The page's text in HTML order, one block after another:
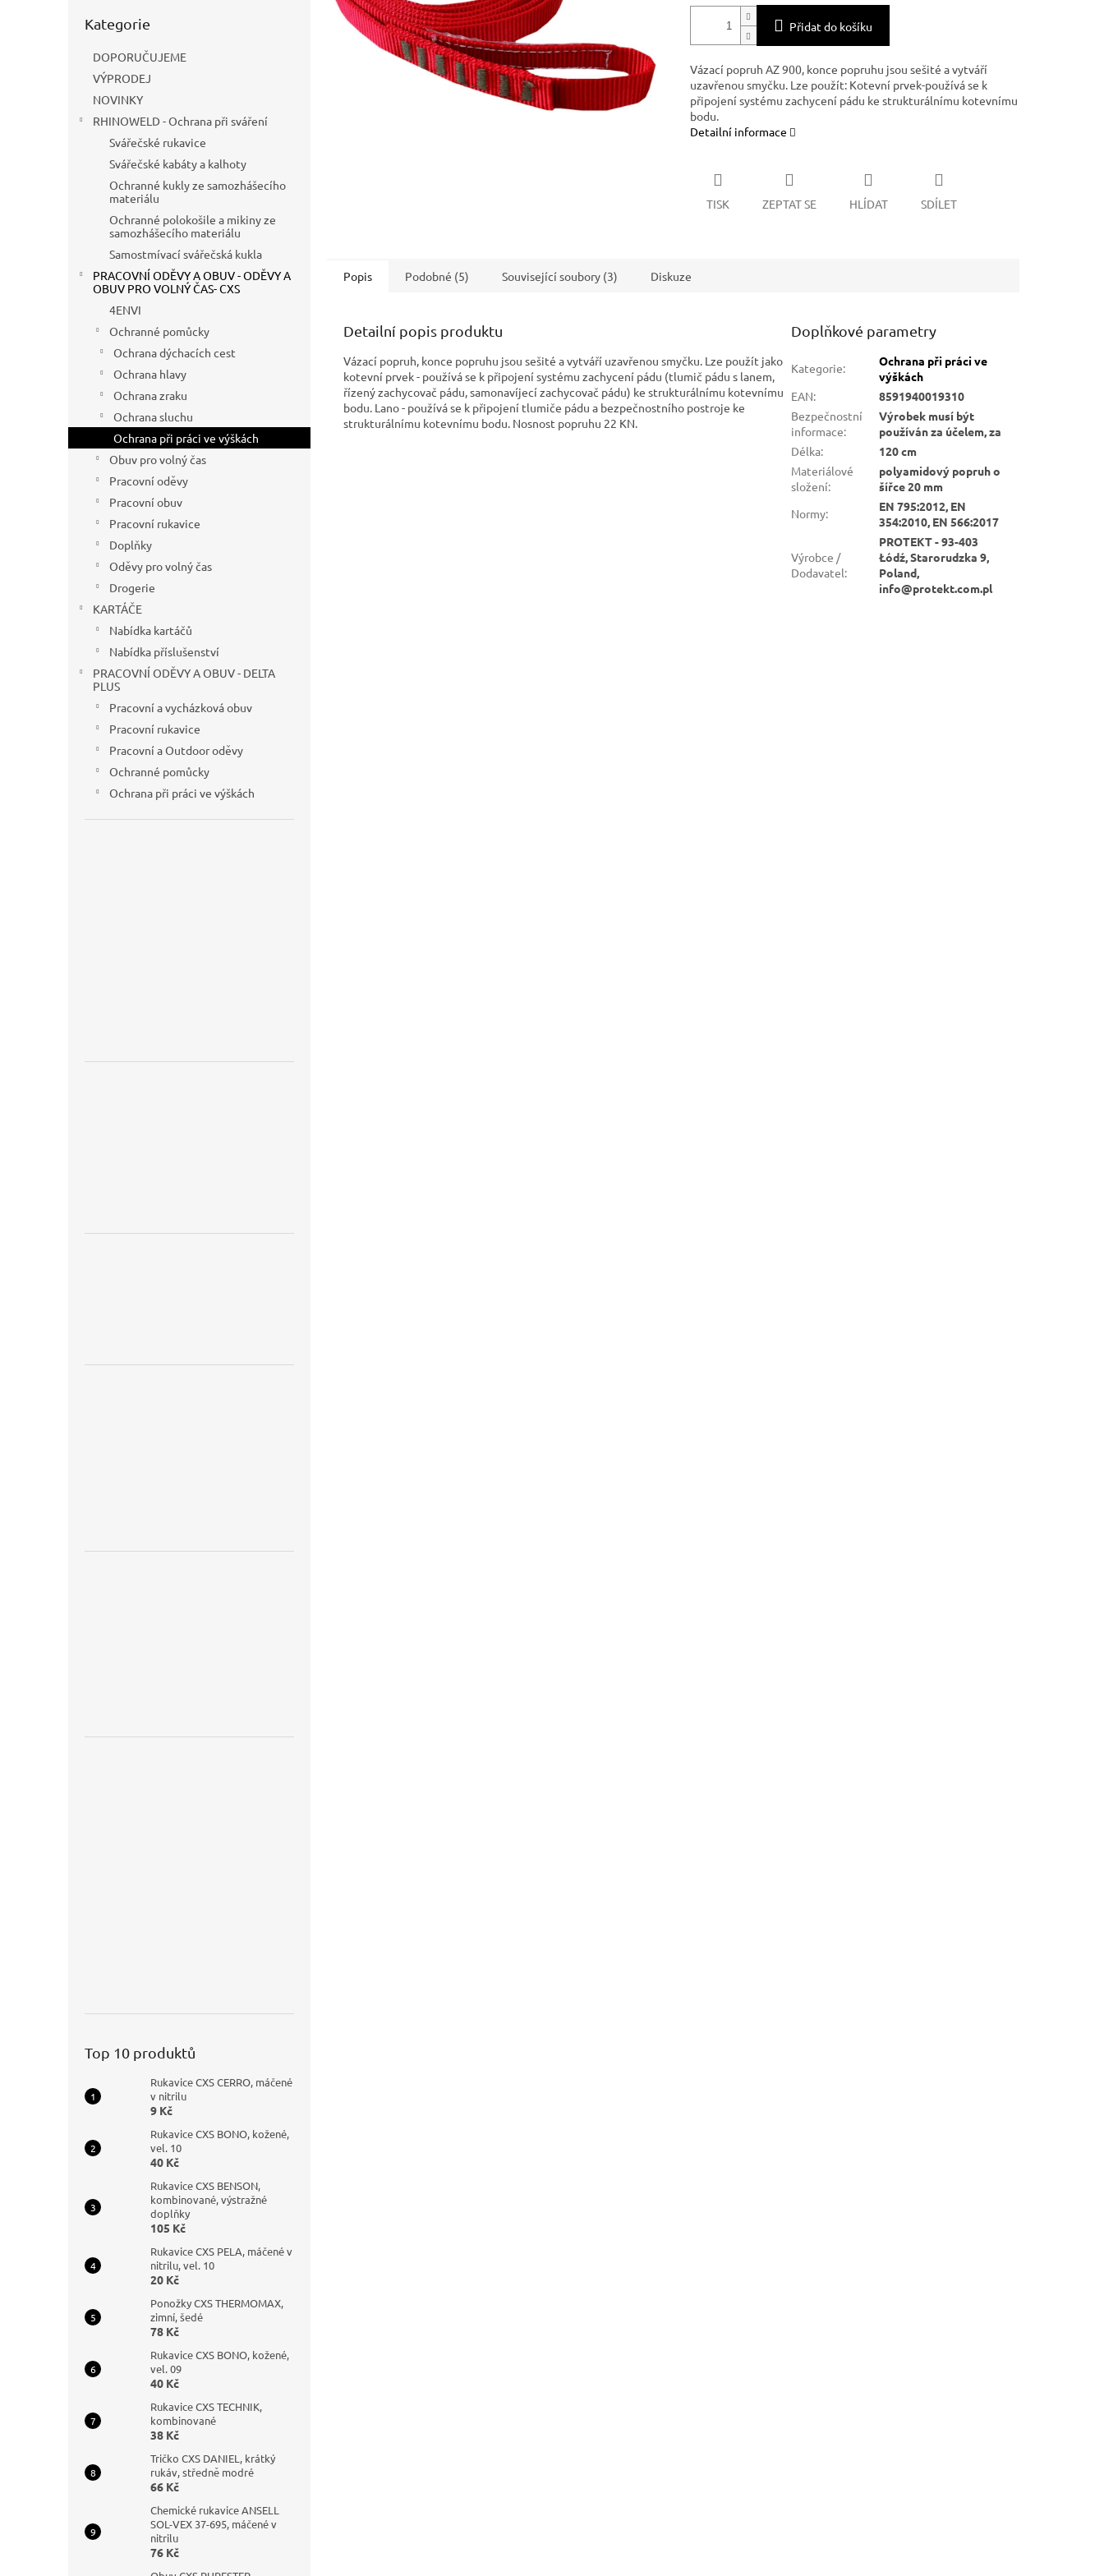
kategorie
Kategorie
DOPORUČUJEME
VÝPRODEJ
NOVINKY
RHINOWELD - Ochrana při sváření
Svářečské rukavice
Svářečské kabáty a kalhoty
Ochranné kukly ze samozhášecího
materiálu
Ochranné polokošile a mikiny ze
samozhášecího materiálu
Samostmívací svářečská kukla
PRACOVNÍ ODĚVY A OBUV - ODĚVY A
OBUV PRO VOLNÝ ČAS- CXS
4ENVI
Ochranné pomůcky
Ochrana dýchacích cest
Ochrana hlavy
Ochrana zraku
Ochrana sluchu
Ochrana při práci ve výškách
Obuv pro volný čas
Pracovní oděvy
Pracovní obuv
Pracovní rukavice
Doplňky
Oděvy pro volný čas
Drogerie
KARTÁČE
Nabídka kartáčů
Nabídka příslušenství
PRACOVNÍ ODĚVY A OBUV - DELTA
PLUS
Pracovní a vycházková obuv
Pracovní rukavice
Pracovní a Outdoor oděvy
Ochranné pomůcky
Ochrana při práci ve výškách
Top 10 produktů
Rukavice CXS CERRO, máčené
v nitrilu
9 Kč
Rukavice CXS BONO, kožené,
vel. 10
40 Kč
Rukavice CXS BENSON,
kombinované, výstražné
doplňky
105 Kč
Rukavice CXS PELA, máčené v
nitrilu, vel. 10
20 Kč
Ponožky CXS THERMOMAX,
zimní, šedé
78 Kč
Rukavice CXS BONO, kožené,
vel. 09
40 Kč
Rukavice CXS TECHNIK,
kombinované
38 Kč
Tričko CXS DANIEL, krátký
rukáv, středně modré
66 Kč
Chemické rukavice ANSELL
SOL-VEX 37-695, máčené v
nitrilu
76 Kč
Přidat do košíku
Vázací popruh AZ 900, konce popruhu jsou sešité a vytváří
uzavřenou smyčku. Lze použít: Kotevní prvek-používá se k
připojení systému zachycení pádu ke strukturálnímu kotevnímu
bodu.
Detailní informace
TISK ZEPTAT SE HLÍDAT SDÍLET
Popis Podobné (5) Související soubory (3) Diskuze
Detailní popis produktu
Vázací popruh, konce popruhu jsou sešité a vytváří uzavřenou smyčku. Lze použít jako
kotevní prvek - používá se k připojení systému zachycení pádu (tlumič pádu s lanem,
řízený zachycovač pádu, samonavíjecí zachycovač pádu) ke strukturálnímu kotevnímu
bodu. Lano - používá se k připojení tlumiče pádu a bezpečnostního postroje ke
strukturálnímu kotevnímu bodu. Nosnost popruhu 22 KN.
Doplňkové parametry
Kategorie:
Ochrana při práci ve
výškách
EAN:
8591940019310
Bezpečnostní
informace:
Výrobek musí být
používán za účelem, za
Délka:
120 cm
Materiálové
složení:
polyamidový popruh o
šířce 20 mm
Normy:
EN 795:2012, EN
354:2010, EN 566:2017
Výrobce /
Dodavatel:
PROTEKT - 93-403
Łódź, Starorudzka 9,
Poland,
info@protekt.com.pl